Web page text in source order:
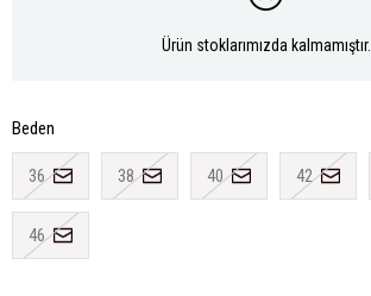
Ürün stoklarımızda kalmamıştır.
Beden
36 38 40 42
46